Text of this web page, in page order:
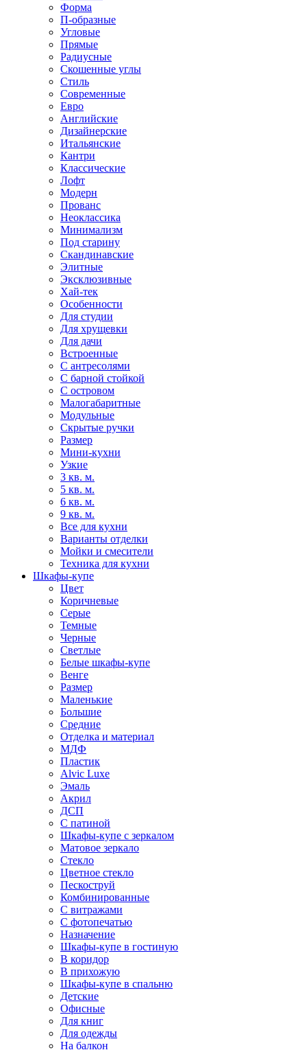
Форма
П-образные
Угловые
Прямые
Радиусные
Скошенные углы
Стиль
Современные
Евро
Английские
Дизайнерские
Итальянские
Кантри
Классические
Лофт
Модерн
Прованс
Неоклассика
Минимализм
Под старину
Скандинавские
Элитные
Эксклюзивные
Хай-тек
Особенности
Для студии
Для хрущевки
Для дачи
Встроенные
С антресолями
С барной стойкой
С островом
Малогабаритные
Модульные
Скрытые ручки
Размер
Мини-кухни
Узкие
3 кв. м.
5 кв. м.
6 кв. м.
9 кв. м.
Все для кухни
Варианты отделки
Мойки и смесители
Техника для кухни
Шкафы-купе
Цвет
Коричневые
Серые
Темные
Черные
Светлые
Белые шкафы-купе
Венге
Размер
Маленькие
Большие
Средние
Отделка и материал
МДФ
Пластик
Alvic Luxe
Эмаль
Акрил
ДСП
С патиной
Шкафы-купе с зеркалом
Матовое зеркало
Стекло
Цветное стекло
Пескоструй
Комбинированные
С витражами
С фотопечатью
Назначение
Шкафы-купе в гостиную
В коридор
В прихожую
Шкафы-купе в спальню
Детские
Офисные
Для книг
Для одежды
На балкон